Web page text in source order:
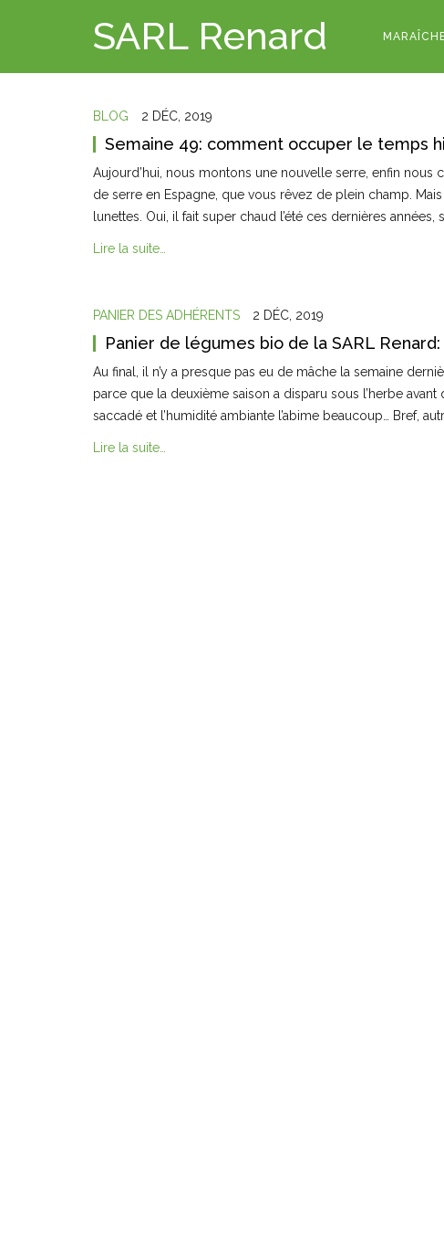
SARL Renard
BLOG 2 DÉC, 2019
Semaine 49: comment occuper le temps
Aujourd’hui, nous montons une nouvelle serre, enfin
de serre en Espagne, que vous rêvez de plein champ.
lunettes. Oui, il fait super chaud l’été ces dernières années,
Lire la suite…
PANIER DES ADHÉRENTS 2 DÉC, 2019
Panier de légumes bio de la SARL
Au final, il n’y a presque pas eu de mâche la semaine
parce que la deuxième saison a disparu sous l’herbe
saccadé et l’humidité ambiante l’abime beaucoup… Bref,
Lire la suite…